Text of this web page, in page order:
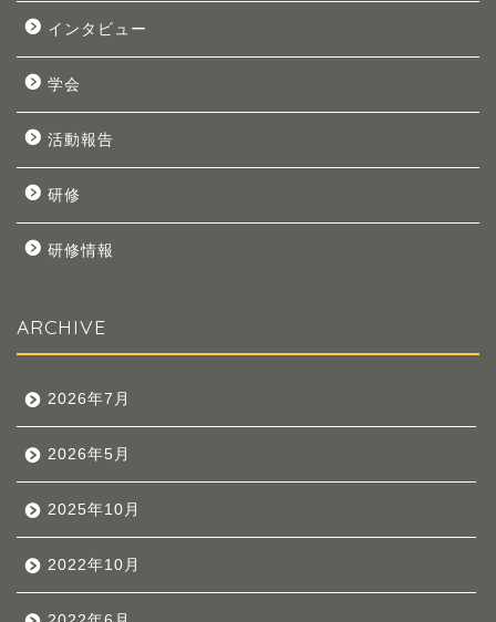
インタビュー
学会
活動報告
研修
研修情報
ARCHIVE
2026年7月
2026年5月
2025年10月
2022年10月